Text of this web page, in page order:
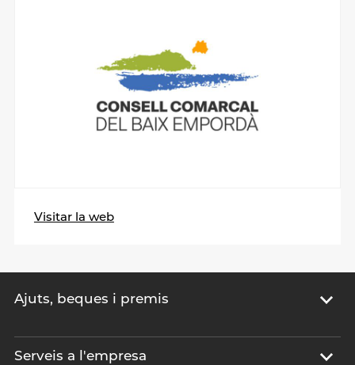
Visitar la web
Ajuts, beques i premis
Serveis a l'empresa